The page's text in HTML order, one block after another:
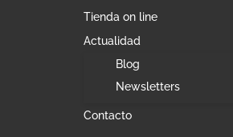
Tienda on line
Actualidad
Blog
Newsletters
Contacto